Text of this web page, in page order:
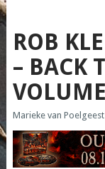
ROB
– BACK
Marieke van Poelgeest